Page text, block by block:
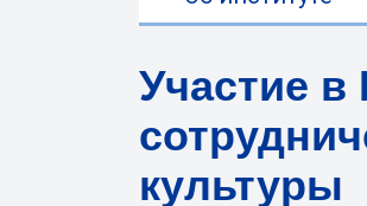
Участие
культуры